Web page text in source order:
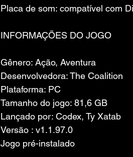
Placa de som: compatível com
INFORMAÇÕES DO JOGO
Gênero: Ação, Aventura
Desenvolvedora: The Coalition
Plataforma: PC
Tamanho do jogo: 81,6 GB
Lançado por: Codex, Ty Xatab
Versão : v1.1.97.0
Jogo pré-instalado